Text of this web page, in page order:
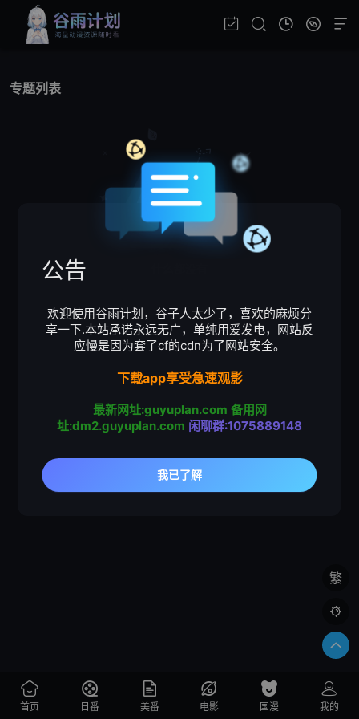
专题列表
繁

首页 日番 美番 电影 国漫 我的
公告
欢迎使用谷雨计划，谷子人太少了，喜欢的麻烦分
享一下.本站承诺永远无广，单纯用爱发电，网站反
应慢是因为套了cf的cdn为了网站安全。
下载app享受急速观影
最新网址:guyuplan.com 备用网
址:dm2.guyuplan.com 闲聊群:1075889148